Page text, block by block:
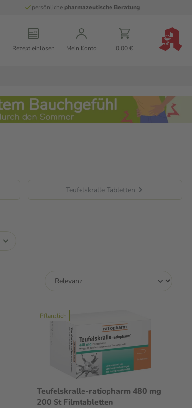
persönliche pharmazeutische Beratung
Rezept einlösen Mein Konto 0,00 €
Teufelskralle Tabletten
Pflanzlich
Teufelskralle-ratiopharm 480 mg
200 St Filmtabletten